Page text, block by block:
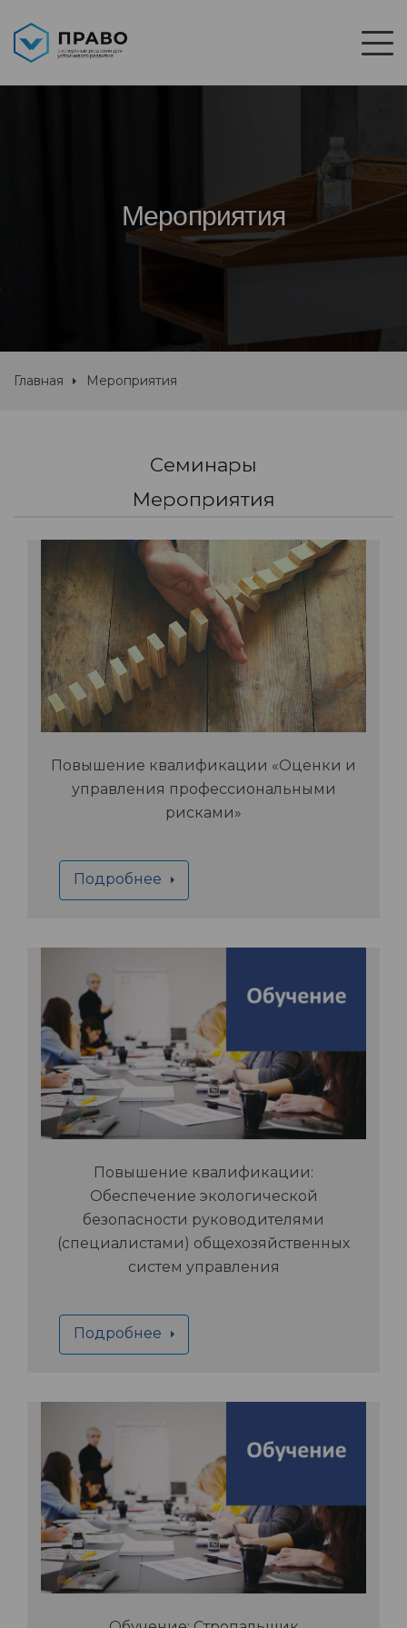
Мероприятия
Главная Мероприятия
Семинары
Мероприятия
Повышение квалификации «Оценки и
управления профессиональными
рисками»
Подробнее
Повышение квалификации:
Обеспечение экологической
безопасности руководителями
(специалистами) общехозяйственных
систем управления
Подробнее